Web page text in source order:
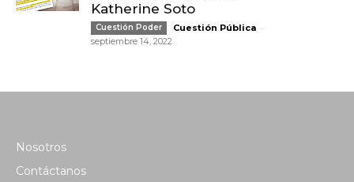
Katherine Soto
Cuestión Poder Cuestión Pública -
septiembre 14, 2022
Nosotros
Contáctanos